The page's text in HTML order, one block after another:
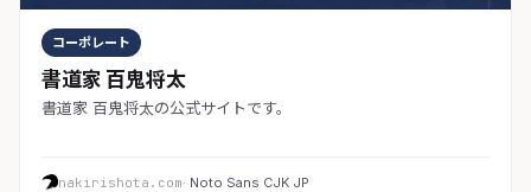
コーポレート
書道家 百鬼将太
書道家 百鬼将太の公式サイトです。
nakirishota.com· Noto Sans CJK JP